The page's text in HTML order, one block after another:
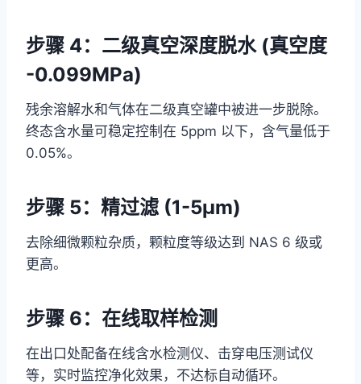
步骤 4：二级真空深度脱水 (真空度
-0.099MPa)
残余溶解水和气体在二级真空罐中被进一步脱除。
终态含水量可稳定控制在 5ppm 以下，含气量低于
0.05%。
步骤 5：精过滤 (1-5μm)
去除细微颗粒杂质，颗粒度等级达到 NAS 6 级或
更高。
步骤 6：在线取样检测
在出口处配备在线含水检测仪、击穿电压测试仪
等，实时监控净化效果，不达标自动循环。